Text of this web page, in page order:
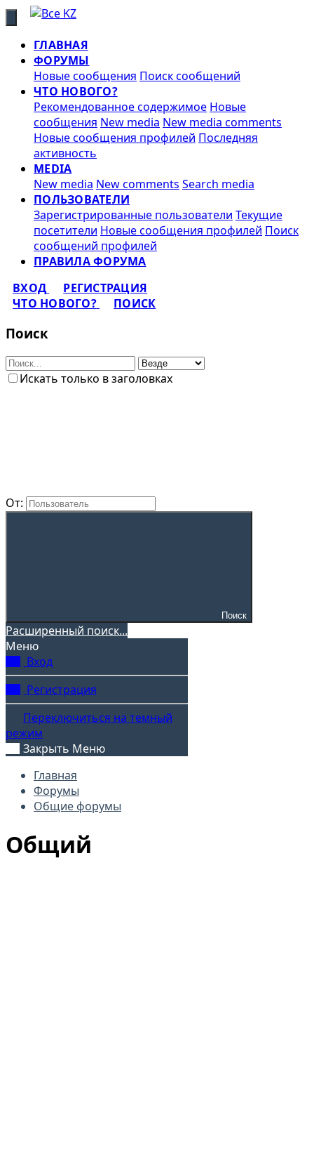
ГЛАВНАЯ
ФОРУМЫ
Новые сообщения Поиск сообщений
ЧТО НОВОГО?
Рекомендованное содержимое Новые
сообщения New media New media comments
Новые сообщения профилей Последняя
активность
MEDIA
New media New comments Search media
ПОЛЬЗОВАТЕЛИ
Зарегистрированные пользователи Текущие
посетители Новые сообщения профилей Поиск
сообщений профилей
ПРАВИЛА ФОРУМА
ВХОД
РЕГИСТРАЦИЯ
ЧТО НОВОГО?
ПОИСК
Поиск
Искать только в заголовках
От:
Поиск
Расширенный поиск...
Меню
Вход
Регистрация
Переключиться на темный
режим
Закрыть Меню
Главная
Форумы
Общие форумы
Общий